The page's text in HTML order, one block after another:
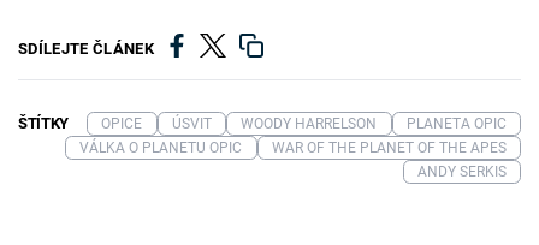
SDÍLEJTE ČLÁNEK
ŠTÍTKY OPICE ÚSVIT WOODY HARRELSON
PLANETA OPIC
VÁLKA O PLANETU OPIC
WAR OF THE PLANET OF THE APES
ANDY SERKIS